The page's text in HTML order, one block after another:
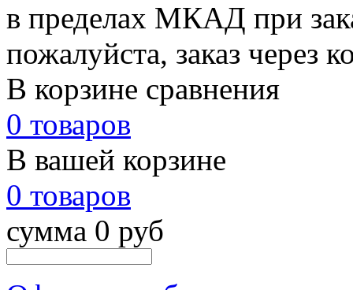
в пределах МКАД при
пожалуйста, заказ через
В корзине сравнения
0 товаров
В вашей корзине
0 товаров
сумма 0 руб